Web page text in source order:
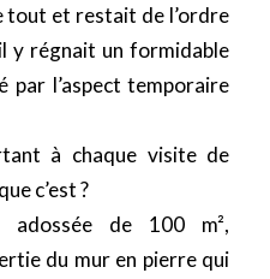
tout et restait de l’ordre
y régnait un formidable
l’aspect temporaire
à chaque visite de
c’est ?
de 100 m²,
du mur en pierre qui